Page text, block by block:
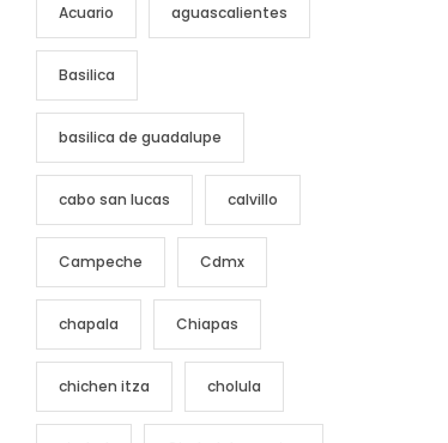
Acuario aguascalientes
Basilica
basilica de guadalupe
cabo san lucas calvillo
Campeche Cdmx
chapala Chiapas
chichen itza cholula